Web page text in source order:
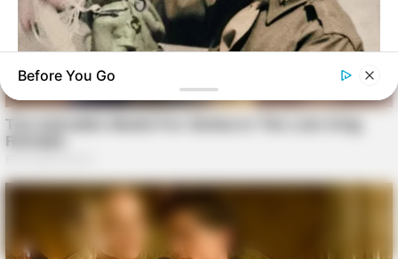
BUZZ DAY
The Fake Paratroopers That Helped Win D-Day On June 6,
Before You Go